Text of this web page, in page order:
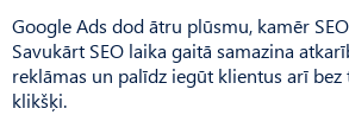
Google Ads dod ātru plūsmu, kamēr
Savukārt SEO laika gaitā samazina
reklāmas un palīdz iegūt klientus arī bez
klikšķi.